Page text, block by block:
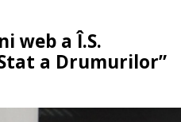
web a Î.S.
a Drumurilor”